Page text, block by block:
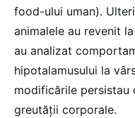
food-ului uman).
animalele au revenit
au analizat
hipotalamusului la
modificările persistau
greutății corporale.